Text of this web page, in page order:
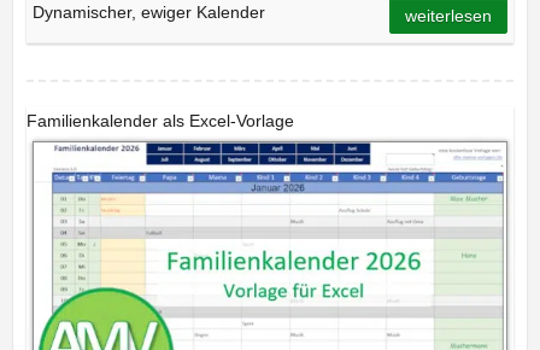
Dynamischer, ewiger Kalender weiterlesen
Familienkalender als Excel-Vorlage